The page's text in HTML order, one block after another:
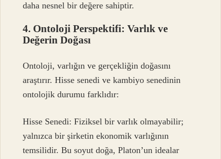
daha nesnel bir değere sahiptir.
4. Ontoloji Perspektifi: Varlık ve
Değerin Doğası
Ontoloji, varlığın ve gerçekliğin doğasını
araştırır. Hisse senedi ve kambiyo senedinin
ontolojik durumu farklıdır:
Hisse Senedi: Fiziksel bir varlık olmayabilir;
yalnızca bir şirketin ekonomik varlığının
temsilidir. Bu soyut doğa, Platon’un idealar